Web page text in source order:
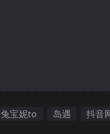
兔宝妮to 岛遇 抖音